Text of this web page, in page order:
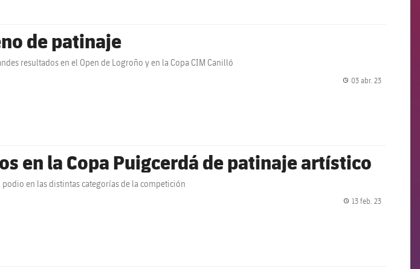
de patinaje
resultados en el Open de Logroño y en la Copa CIM Canilló
03 abr. 23
en la Copa Puigcerdá de patinaje artístico
en las distintas categorías de la competición
13 feb. 23